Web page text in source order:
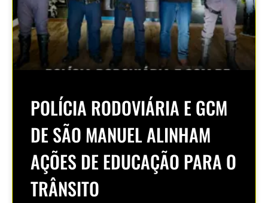
POLÍCIA RODOVIÁRIA E GCM
DE SÃO MANUEL ALINHAM
AÇÕES DE EDUCAÇÃO PARA O
TRÂNSITO